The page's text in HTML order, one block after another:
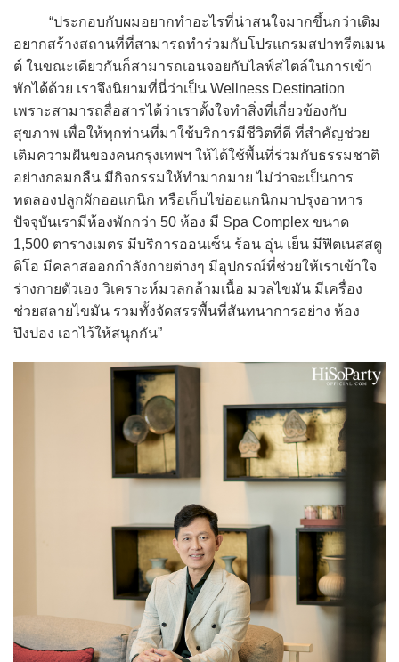
“ประกอบกับผมอยากทำอะไรที่น่าสนใจมากขึ้นกว่าเดิม
อยากสร้างสถานที่ที่สามารถทำร่วมกับโปรแกรมสปาทรีตเมน
ต์ ในขณะเดียวกันก็สามารถเอนจอยกับไลฟ์สไตล์ในการเข้า
พักได้ด้วย เราจึงนิยามที่นี่ว่าเป็น Wellness Destination
เพราะสามารถสื่อสารได้ว่าเราตั้งใจทำสิ่งที่เกี่ยวข้องกับ
สุขภาพ เพื่อให้ทุกท่านที่มาใช้บริการมีชีวิตที่ดี ที่สำคัญช่วย
เติมความฝันของคนกรุงเทพฯ ให้ได้ใช้พื้นที่ร่วมกับธรรมชาติ
อย่างกลมกลืน มีกิจกรรมให้ทำมากมาย ไม่ว่าจะเป็นการ
ทดลองปลูกผักออแกนิก หรือเก็บไข่ออแกนิกมาปรุงอาหาร
ปัจจุบันเรามีห้องพักกว่า 50 ห้อง มี Spa Complex ขนาด
1,500 ตารางเมตร มีบริการออนเซ็น ร้อน อุ่น เย็น มีฟิตเนสสตู
ดิโอ มีคลาสออกกำลังกายต่างๆ มีอุปกรณ์ที่ช่วยให้เราเข้าใจ
ร่างกายตัวเอง วิเคราะห์มวลกล้ามเนื้อ มวลไขมัน มีเครื่อง
ช่วยสลายไขมัน รวมทั้งจัดสรรพื้นที่สันทนาการอย่าง ห้อง
ปิงปอง เอาไว้ให้สนุกกัน”